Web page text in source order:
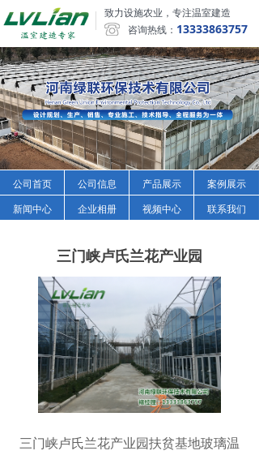
致力设施农业，专注温室建造
咨询热线： 13333863757
公司首页 公司信息 产品展示
案例展示
新闻中心
企业相册 视频中心 联系我们
三门峡卢氏兰花产业园扶贫基地玻璃温
三门峡卢氏兰花产业园